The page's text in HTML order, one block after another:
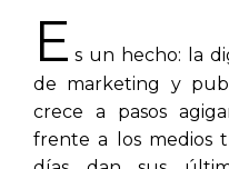
E s un hecho: la
de marketing y
crece a pasos
frente a los medios